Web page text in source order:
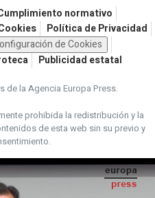
normativo
Política de Privacidad
de Cookies
Publicidad estatal
de la Agencia Europa Press.
prohibida la redistribución y la
de esta web sin su previo y